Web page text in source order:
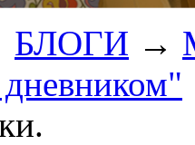
БЛОГИ →